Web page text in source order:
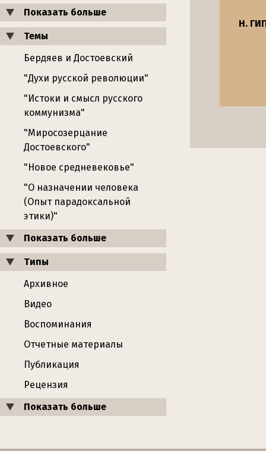
Показать больше
Темы
Бердяев и Достоевский
"Духи русской революции"
"Истоки и смысл русского
коммунизма"
"Миросозерцание
Достоевского"
"Новое средневековье"
"О назначении человека
(Опыт парадоксальной
этики)"
Показать больше
Типы
Архивное
Видео
Воспоминания
Отчетные материалы
Публикация
Рецензия
Показать больше
Н.